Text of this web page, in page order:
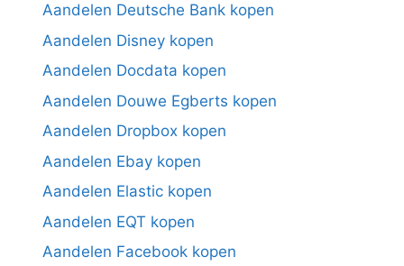
Aandelen Deutsche Bank kopen
Aandelen Disney kopen
Aandelen Docdata kopen
Aandelen Douwe Egberts kopen
Aandelen Dropbox kopen
Aandelen Ebay kopen
Aandelen Elastic kopen
Aandelen EQT kopen
Aandelen Facebook kopen